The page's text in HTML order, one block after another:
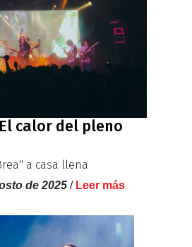
calor del pleno
a casa llena
de 2025 / Leer más